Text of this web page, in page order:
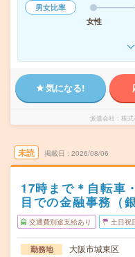
男女比率
女性
気になる!
派遣会社 株式
未読 掲載日 2026/08/06
17時まで＊自転車
目での金融事務（銀
交通費別途支給あり 土日祝
勤務地
大阪市城東区